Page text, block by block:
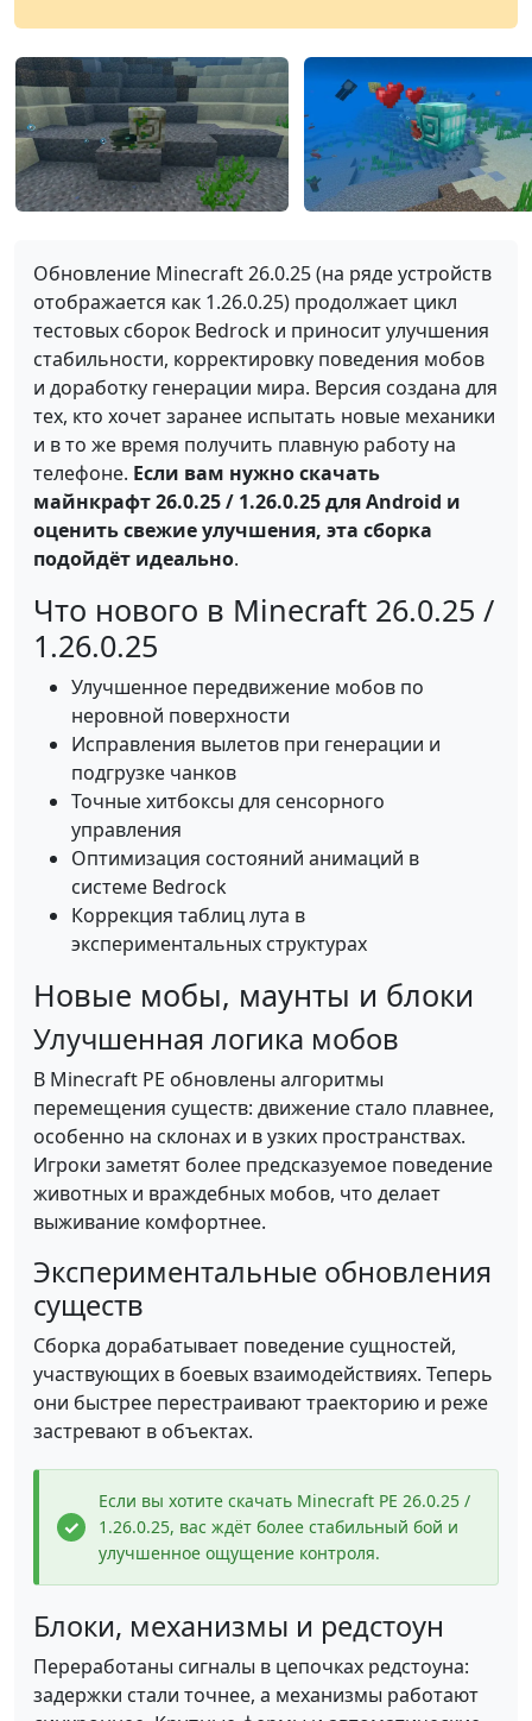
Обновление Minecraft 26.0.25 (на ряде устройств
отображается как 1.26.0.25) продолжает цикл
тестовых сборок Bedrock и приносит улучшения
стабильности, корректировку поведения мобов
и доработку генерации мира. Версия создана для
тех, кто хочет заранее испытать новые механики
и в то же время получить плавную работу на
телефоне. Если вам нужно скачать
майнкрафт 26.0.25 / 1.26.0.25 для Android и
оценить свежие улучшения, эта сборка
подойдёт идеально.
Что нового в Minecraft 26.0.25 /
1.26.0.25
Улучшенное передвижение мобов по
неровной поверхности
Исправления вылетов при генерации и
подгрузке чанков
Точные хитбоксы для сенсорного
управления
Оптимизация состояний анимаций в
системе Bedrock
Коррекция таблиц лута в
экспериментальных структурах
Новые мобы, маунты и блоки
Улучшенная логика мобов
В Minecraft PE обновлены алгоритмы
перемещения существ: движение стало плавнее,
особенно на склонах и в узких пространствах.
Игроки заметят более предсказуемое поведение
животных и враждебных мобов, что делает
выживание комфортнее.
Экспериментальные обновления
существ
Сборка дорабатывает поведение сущностей,
участвующих в боевых взаимодействиях. Теперь
они быстрее перестраивают траекторию и реже
застревают в объектах.
Если вы хотите скачать Minecraft PE 26.0.25 /
1.26.0.25, вас ждёт более стабильный бой и
улучшенное ощущение контроля.
Блоки, механизмы и редстоун
Переработаны сигналы в цепочках редстоуна:
задержки стали точнее, а механизмы работают